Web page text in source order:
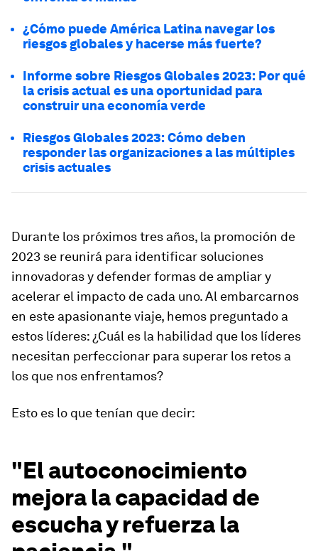
¿Cómo puede América Latina navegar los
riesgos globales y hacerse más fuerte?
Informe sobre Riesgos Globales 2023: Por qué
la crisis actual es una oportunidad para
construir una economía verde
Riesgos Globales 2023: Cómo deben
responder las organizaciones a las múltiples
crisis actuales
Durante los próximos tres años, la promoción de
2023 se reunirá para identificar soluciones
innovadoras y defender formas de ampliar y
acelerar el impacto de cada uno. Al embarcarnos
en este apasionante viaje, hemos preguntado a
estos líderes: ¿Cuál es la habilidad que los líderes
necesitan perfeccionar para superar los retos a
los que nos enfrentamos?
Esto es lo que tenían que decir:
"El autoconocimiento
mejora la capacidad de
escucha y refuerza la